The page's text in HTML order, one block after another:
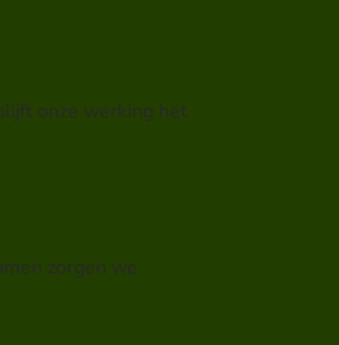
onze werking het
zorgen we